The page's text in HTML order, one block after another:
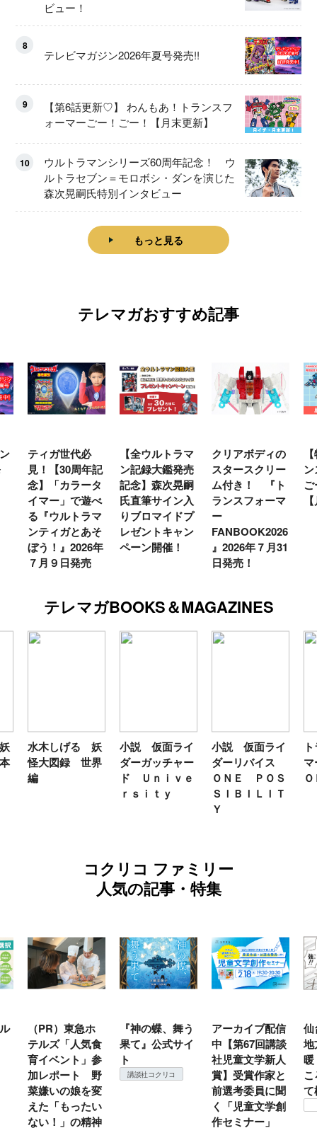
ビュー！
8
テレビマガジン2026年夏号発売!!
9
【第6話更新♡】 わんもあ！トランスフ
ォーマーごー！ごー！【月末更新】
10
ウルトラマンシリーズ60周年記念！ ウ
ルトラセブン＝モロボシ・ダンを演じた
森次晃嗣氏特別インタビュー
もっと見る
テレマガおすすめ記事
【全ウルトラマ
ン記録大鑑発売
記念】森次晃嗣
氏直筆サイン入
りブロマイドプ
レゼントキャン
ペーン開催！
クリアボディの
スタースクリー
ム付き！ 『ト
ランスフォーマ
ー
FANBOOK2026
』2026年７月31
【特別編】トラ
ンスフォーマー
ごー！ごー！
【月イチ更新】
♡
テレマガBOOKS＆MAGAZINES
小説 仮面ライ
ダーガッチャー
ド Ｕｎｉｖｅ
小説 仮面ライ
ダーリバイス
ＯＮＥ ＰＯＳ
ＳＩＢＩＬＩＴ
トランスフォー
マーＦＡＮＢＯ
ＯＫ２０２６
コクリコ ファミリー
人気の記事・特集
『神の蝶、舞う
果て』公式サイ
ト
講談社コクリコ
アーカイブ配信
中【第67回講談
社児童文学新人
賞】受賞作家と
仙台の冬は東北
地方では温
暖？ 本当のと
ころは仙台に来
て検証すべし！
コクリコ
『
（
こ
月